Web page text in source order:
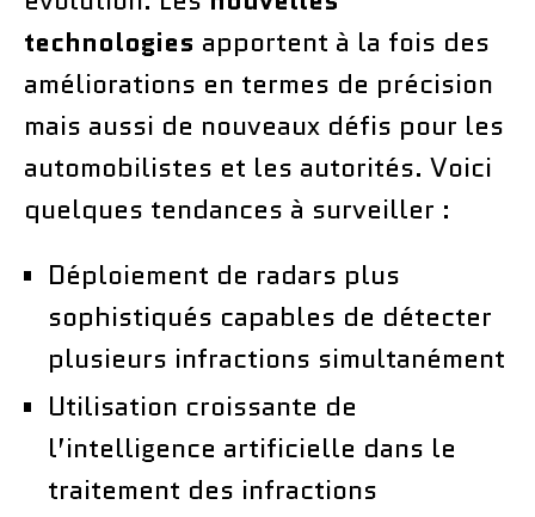
technologies apportent à la fois des
améliorations en termes de précision
mais aussi de nouveaux défis pour les
automobilistes et les autorités. Voici
quelques tendances à surveiller :
Déploiement de radars plus
sophistiqués capables de détecter
plusieurs infractions simultanément
Utilisation croissante de
l’intelligence artificielle dans le
traitement des infractions